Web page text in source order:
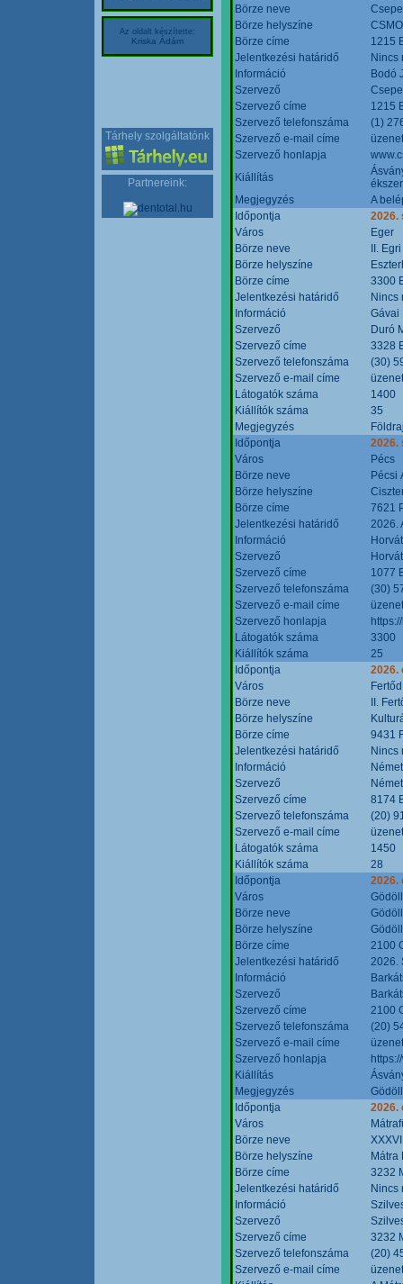
Az oldalt készítette:
Kriska Ádám
Tárhely szolgáltatónk
Partnereink:
Börze neve
Börze helyszíne
Börze címe
1215
Jelentkezési határidő
Nincs
Információ
Bodó
Szervező
Szervező címe
1215
Szervező telefonszáma
(1)
Szervező e-mail címe
Szervező honlapja
Kiállítás
Megjegyzés
A
Időpontja
2026.
Város
Eger
Börze neve
II.
Börze helyszíne
Börze címe
3300
Jelentkezési határidő
Nincs
Információ
Gávai
Szervező
Duró
Szervező címe
3328
Szervező telefonszáma
(30)
Szervező e-mail címe
Látogatók száma
1400
Kiállítók száma
35
Megjegyzés
Időpontja
2026.
Város
Pécs
Börze neve
Pécsi
Börze helyszíne
Börze címe
7621
Jelentkezési határidő
2026.
Információ
Szervező
Szervező címe
1077
Szervező telefonszáma
(30)
Szervező e-mail címe
Szervező honlapja
Látogatók száma
3300
Kiállítók száma
25
Időpontja
2026.
Város
Fertőd
Börze neve
II.
Börze helyszíne
Börze címe
9431
Jelentkezési határidő
Nincs
Információ
Szervező
Szervező címe
8174
Szervező telefonszáma
(20)
Szervező e-mail címe
Látogatók száma
1450
Kiállítók száma
28
Időpontja
2026.
Város
Börze neve
Börze helyszíne
Börze címe
2100
Jelentkezési határidő
2026.
Információ
Szervező
Szervező címe
2100
Szervező telefonszáma
(20)
Szervező e-mail címe
Szervező honlapja
Kiállítás
Megjegyzés
Időpontja
2026.
Város
Börze neve
Börze helyszíne
Mátra
Börze címe
3232
Jelentkezési határidő
Nincs
Információ
Szervező
Szervező címe
3232
Szervező telefonszáma
(20)
Szervező e-mail címe